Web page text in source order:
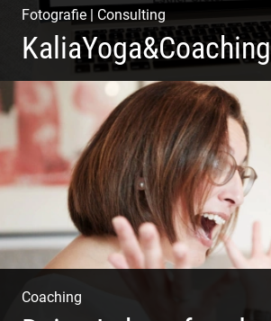
Fotografie Consulting
KaliaYoga&Coaching
Pint- & Webdesign, Fotografie &
Coaching